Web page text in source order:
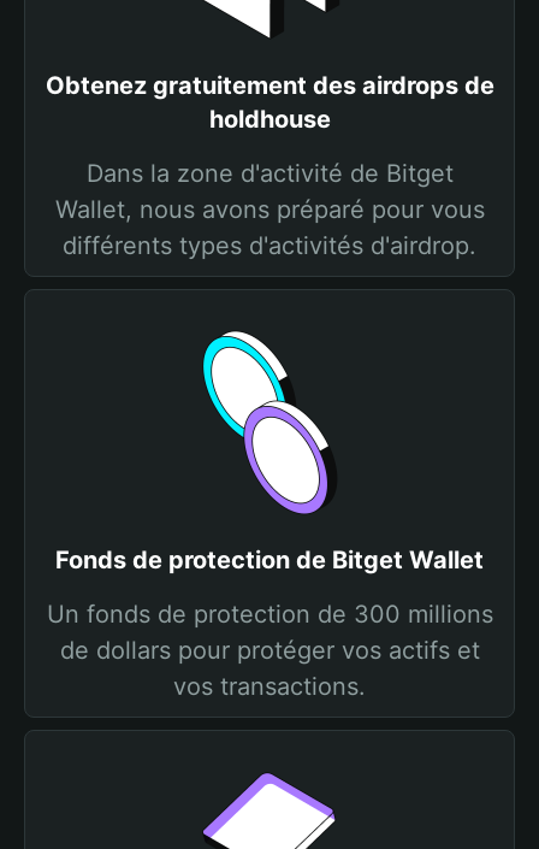
Obtenez gratuitement des airdrops de
holdhouse
Dans la zone d'activité de Bitget
Wallet, nous avons préparé pour vous
différents types d'activités d'airdrop.
Fonds de protection de Bitget Wallet
Un fonds de protection de 300 millions
de dollars pour protéger vos actifs et
vos transactions.